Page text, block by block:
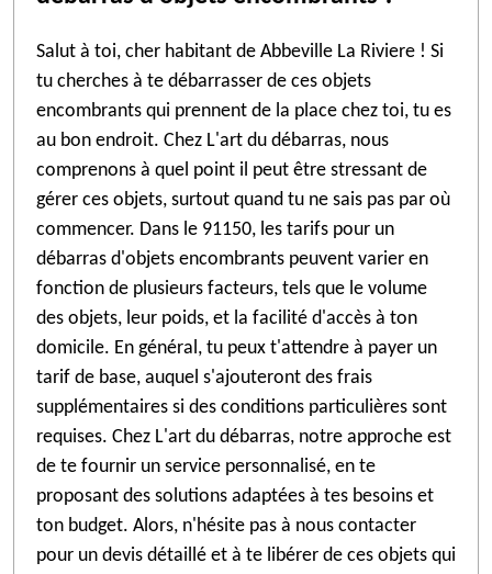
Salut à toi, cher habitant de Abbeville La Riviere ! Si
tu cherches à te débarrasser de ces objets
encombrants qui prennent de la place chez toi, tu es
au bon endroit. Chez L'art du débarras, nous
comprenons à quel point il peut être stressant de
gérer ces objets, surtout quand tu ne sais pas par où
commencer. Dans le 91150, les tarifs pour un
débarras d'objets encombrants peuvent varier en
fonction de plusieurs facteurs, tels que le volume
des objets, leur poids, et la facilité d'accès à ton
domicile. En général, tu peux t'attendre à payer un
tarif de base, auquel s'ajouteront des frais
supplémentaires si des conditions particulières sont
requises. Chez L'art du débarras, notre approche est
de te fournir un service personnalisé, en te
proposant des solutions adaptées à tes besoins et
ton budget. Alors, n'hésite pas à nous contacter
pour un devis détaillé et à te libérer de ces objets qui